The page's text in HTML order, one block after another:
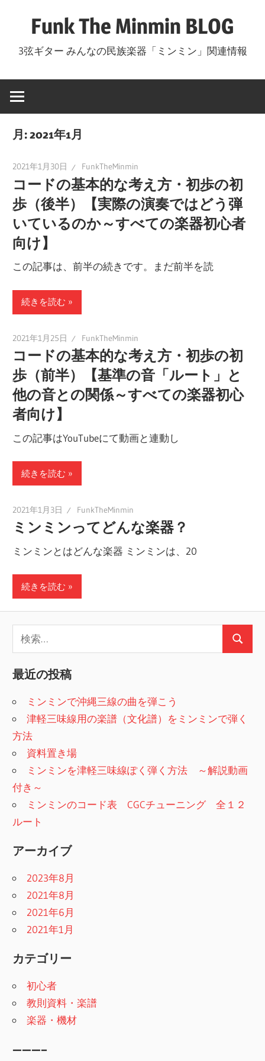
ツ
ス
Funk The Minmin BLOG
3弦ギター みんなの民族楽器「ミンミン」関連情報
月:2021年1月
2021年1月30日 FunkTheMinmin
コードの基本的な考え方・初歩の初
歩（後半）【実際の演奏ではどう弾
いているのか～すべての楽器初心者
向け】
この記事は、前半の続きです。まだ前半を読
続きを読む
2021年1月25日 FunkTheMinmin
コードの基本的な考え方・初歩の初
歩（前半）【基準の音「ルート」と
他の音との関係～すべての楽器初心
者向け】
この記事はYouTubeにて動画と連動し
続きを読む
2021年1月3日 FunkTheMinmin
ミンミンってどんな楽器？
ミンミンとはどんな楽器 ミンミンは、20
続きを読む
索:
検
最近の投稿
ミンミンで沖縄三線の曲を弾こう
津軽三味線用の楽譜（文化譜）をミンミンで弾く
方法
資料置き場
ミンミンを津軽三味線ぽく弾く方法 ～解説動画
付き～
ミンミンのコード表 CGCチューニング 全１２
ルート
アーカイブ
2023年8月
2021年8月
2021年6月
2021年1月
カテゴリー
初心者
教則資料・楽譜
楽器・機材
———–